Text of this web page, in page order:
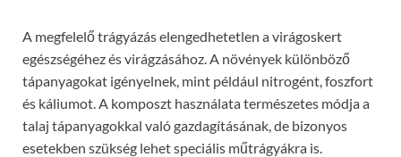
A megfelelő trágyázás elengedhetetlen a virágoskert
egészségéhez és virágzásához. A növények különböző
tápanyagokat igényelnek, mint például nitrogént, foszfort
és káliumot. A komposzt használata természetes módja a
talaj tápanyagokkal való gazdagításának, de bizonyos
esetekben szükség lehet speciális műtrágyákra is.